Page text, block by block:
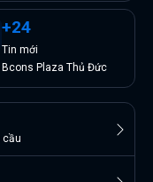
+24
Tin mới
Bcons Plaza Thủ Đức
cầu